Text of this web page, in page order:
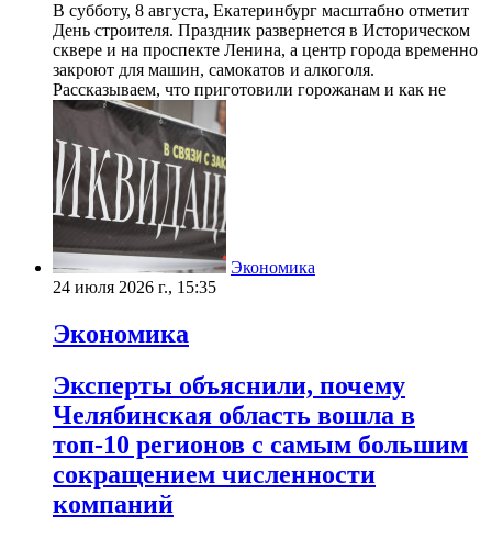
В субботу, 8 августа, Екатеринбург масштабно отметит
День строителя. Праздник развернется в Историческом
сквере и на проспекте Ленина, а центр города временно
закроют для машин, самокатов и алкоголя.
Рассказываем, что приготовили горожанам и как не
Экономика
24 июля 2026 г., 15:35
Экономика
Эксперты объяснили, почему
Челябинская область вошла в
топ-10 регионов с самым большим
сокращением численности
компаний